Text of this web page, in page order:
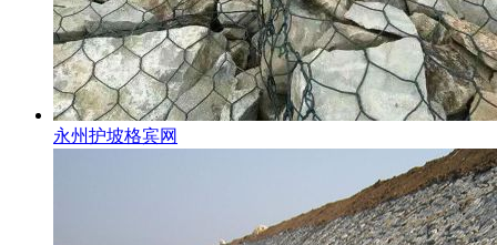
永州护坡格宾网